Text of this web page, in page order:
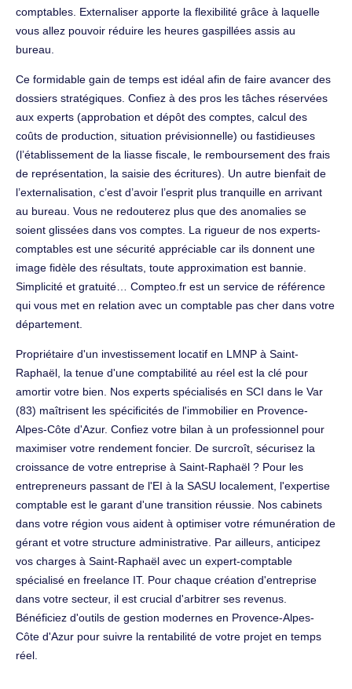
comptables. Externaliser apporte la flexibilité grâce à laquelle
vous allez pouvoir réduire les heures gaspillées assis au
bureau.
Ce formidable gain de temps est idéal afin de faire avancer des
dossiers stratégiques. Confiez à des pros les tâches réservées
aux experts (approbation et dépôt des comptes, calcul des
coûts de production, situation prévisionnelle) ou fastidieuses
(l’établissement de la liasse fiscale, le remboursement des frais
de représentation, la saisie des écritures). Un autre bienfait de
l’externalisation, c’est d’avoir l’esprit plus tranquille en arrivant
au bureau. Vous ne redouterez plus que des anomalies se
soient glissées dans vos comptes. La rigueur de nos experts-
comptables est une sécurité appréciable car ils donnent une
image fidèle des résultats, toute approximation est bannie.
Simplicité et gratuité… Compteo.fr est un service de référence
qui vous met en relation avec un comptable pas cher dans votre
département.
Propriétaire d'un investissement locatif en LMNP à Saint-
Raphaël, la tenue d'une comptabilité au réel est la clé pour
amortir votre bien. Nos experts spécialisés en SCI dans le Var
(83) maîtrisent les spécificités de l'immobilier en Provence-
Alpes-Côte d'Azur. Confiez votre bilan à un professionnel pour
maximiser votre rendement foncier. De surcroît, sécurisez la
croissance de votre entreprise à Saint-Raphaël ? Pour les
entrepreneurs passant de l'EI à la SASU localement, l'expertise
comptable est le garant d'une transition réussie. Nos cabinets
dans votre région vous aident à optimiser votre rémunération de
gérant et votre structure administrative. Par ailleurs, anticipez
vos charges à Saint-Raphaël avec un expert-comptable
spécialisé en freelance IT. Pour chaque création d'entreprise
dans votre secteur, il est crucial d'arbitrer ses revenus.
Bénéficiez d'outils de gestion modernes en Provence-Alpes-
Côte d'Azur pour suivre la rentabilité de votre projet en temps
réel.